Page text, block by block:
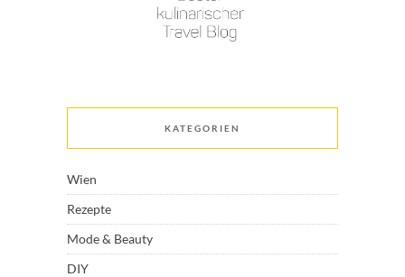
KATEGORIEN
Wien
Rezepte
Mode & Beauty
DIY